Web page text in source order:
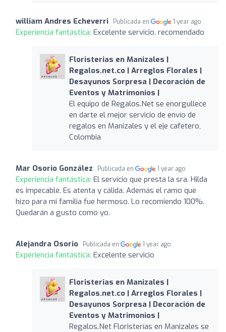
william Andres Echeverri Publicada en 1 year ago
Experiencia fantástica: Excelente servicio, recomendado
Floristerias en Manizales |
Regalos.net.co | Arreglos Florales |
Desayunos Sorpresa | Decoración de
Eventos y Matrimonios |
El equipo de Regalos.Net se enorgullece
en darte el mejor servicio de envío de
regalos en Manizales y el eje cafetero,
Colombia
Mar Osorio González Publicada en 1 year ago
Experiencia fantástica: El servicio que presta la sra. Hilda
es impecable. Es atenta y cálida. Además el ramo que
hizo para mi familia fue hermoso. Lo recomiendo 100%.
Quedarán a gusto como yo.
Alejandra Osorio Publicada en 1 year ago
Experiencia fantástica: Excelente servicio
Floristerias en Manizales |
Regalos.net.co | Arreglos Florales |
Desayunos Sorpresa | Decoración de
Eventos y Matrimonios |
Regalos.Net Floristerías en Manizales se